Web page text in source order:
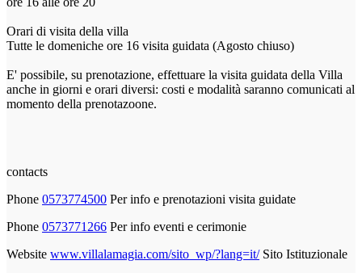
Orari di visita della villa
Tutte le domeniche ore 16 visita guidata (Agosto chiuso)
E' possibile, su prenotazione, effettuare la visita guidata della Villa
anche in giorni e orari diversi: costi e modalità saranno comunicati al
momento della prenotazoone.
contacts
Phone 0573774500 Per info e prenotazioni visita guidate
Phone 0573771266 Per info eventi e cerimonie
Website www.villalamagia.com/sito_wp/?lang=it/ Sito Istituzionale